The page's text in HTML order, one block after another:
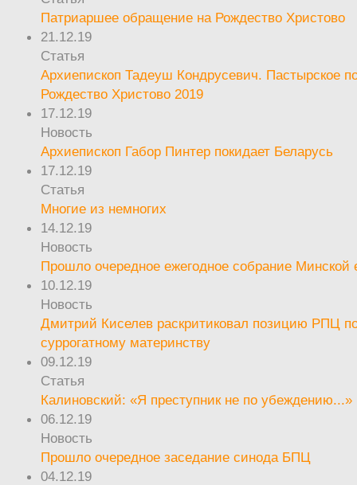
Патриаршее обращение на Рождество Христово
21.12.19
Статья
Архиепископ Тадеуш Кондрусевич. Пастырское
Рождество Христово 2019
17.12.19
Новость
Архиепископ Габор Пинтер покидает Беларусь
17.12.19
Статья
Многие из немногих
14.12.19
Новость
Прошло очередное ежегодное собрание
10.12.19
Новость
Дмитрий Киселев раскритиковал позицию РПЦ
суррогатному материнству
09.12.19
Статья
Калиновский: «Я преступник не по убеждению...»
06.12.19
Новость
Прошло очередное заседание синода БПЦ
04.12.19